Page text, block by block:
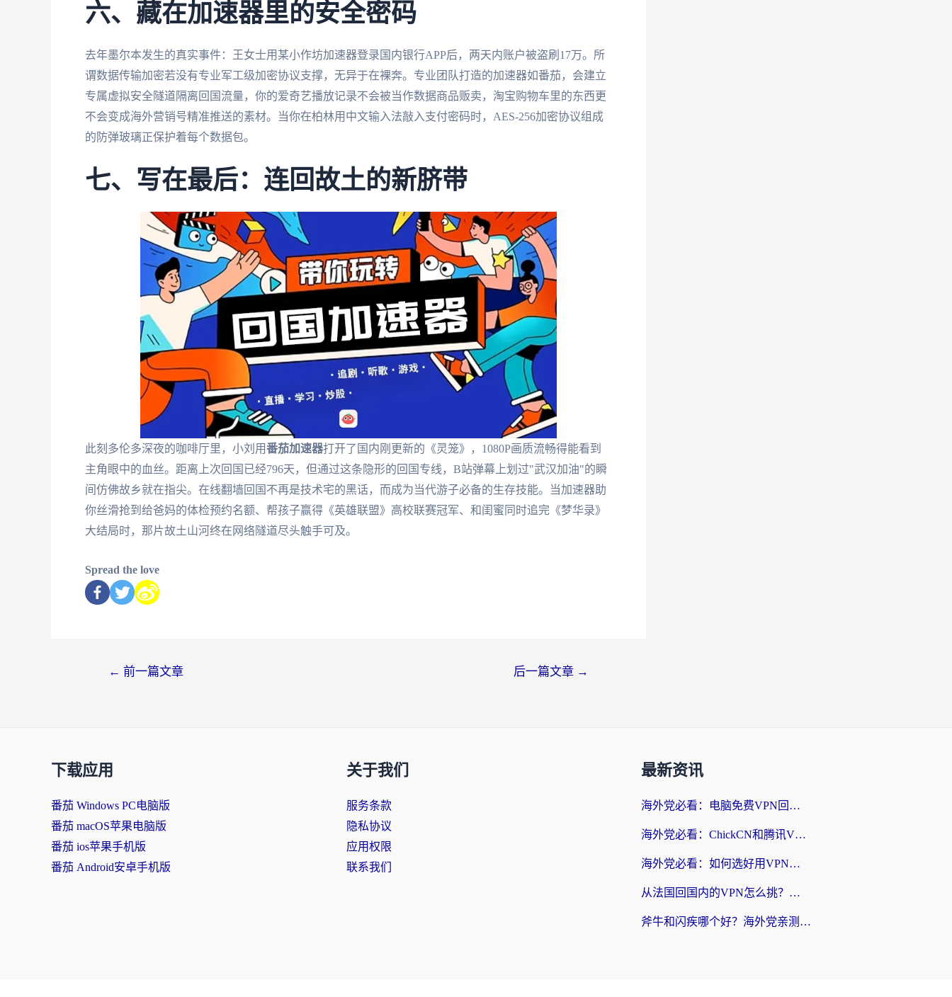
六、藏在加速器里的安全密码
去年墨尔本发生的真实事件：王女士用某小作坊加速器登录国内银行APP后，两天内账户被盗刷17万。所
谓数据传输加密若没有专业军工级加密协议支撑，无异于在裸奔。专业团队打造的加速器如番茄，会建立
专属虚拟安全隧道隔离回国流量，你的爱奇艺播放记录不会被当作数据商品贩卖，淘宝购物车里的东西更
不会变成海外营销号精准推送的素材。当你在柏林用中文输入法敲入支付密码时，AES-256加密协议组成
的防弹玻璃正保护着每个数据包。
七、写在最后：连回故土的新脐带
此刻多伦多深夜的咖啡厅里，小刘用番茄加速器打开了国内刚更新的《灵笼》，1080P画质流畅得能看到
主角眼中的血丝。距离上次回国已经796天，但通过这条隐形的回国专线，B站弹幕上划过"武汉加油"的瞬
间仿佛故乡就在指尖。在线翻墙回国不再是技术宅的黑话，而成为当代游子必备的生存技能。当加速器助
你丝滑抢到给爸妈的体检预约名额、帮孩子赢得《英雄联盟》高校联赛冠军、和闺蜜同时追完《梦华录》
大结局时，那片故土山河终在网络隧道尽头触手可及。
Spread the love
← 前一篇文章 后一篇文章 →
下载应用
番茄 Windows PC电脑版
番茄 macOS苹果电脑版
番茄 ios苹果手机版
番茄 Android安卓手机版
关于我们
服务条款
隐私协议
应用权限
联系我们
最新资讯
海外党必看：电脑免费VPN回国真的靠谱吗？附实测对比与最优方案指南
海外党必看：ChickCN和腾讯VPN好用吗？3招选对回国加速器，告别地区限制
海外党必看：如何选好用VPN实现国内资源无缝访问？从越南到全球都适用
从法国回国内的VPN怎么挑？海外党亲测：稳定、多端、安全才是关键
斧牛和闪疾哪个好？海外党亲测3款回国加速器，教你选到不踩坑的那一款